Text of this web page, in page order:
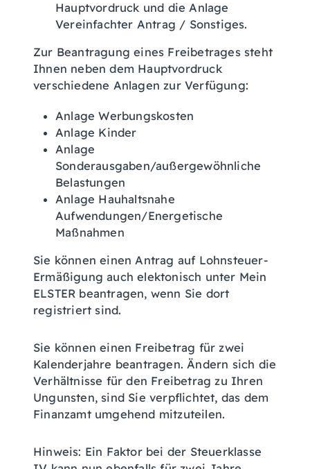
Hauptvordruck und die Anlage
Vereinfachter Antrag / Sonstiges.
Zur Beantragung eines Freibetrages steht
Ihnen neben dem Hauptvordruck
verschiedene Anlagen zur Verfügung:
Anlage Werbungskosten
Anlage Kinder
Anlage
Sonderausgaben/außergewöhnliche
Belastungen
Anlage Hauhaltsnahe
Aufwendungen/Energetische
Maßnahmen
Sie können einen Antrag auf Lohnsteuer-
Ermäßigung auch elektonisch unter Mein
ELSTER beantragen, wenn Sie dort
registriert sind.
Sie können einen Freibetrag für zwei
Kalenderjahre beantragen. Ändern sich die
Verhältnisse für den Freibetrag zu Ihren
Ungunsten, sind Sie verpflichtet, das dem
Finanzamt umgehend mitzuteilen.
Hinweis: Ein Faktor bei der Steuerklasse